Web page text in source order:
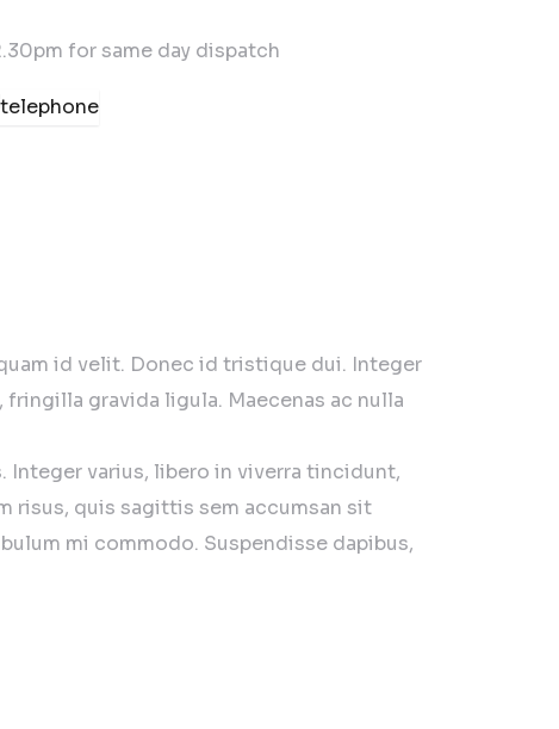
for same day dispatch
id velit. Donec id tristique dui. Integer
gravida ligula. Maecenas ac nulla
varius, libero in viverra tincidunt,
risus, quis sagittis sem accumsan sit
mi commodo. Suspendisse dapibus,